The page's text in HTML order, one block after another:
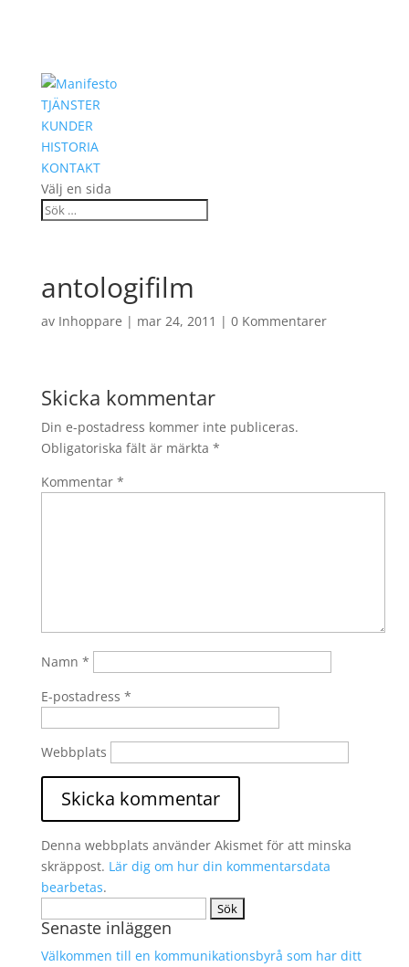
TJÄNSTER
KUNDER
HISTORIA
KONTAKT
Välj en sida
antologifilm
av Inhoppare | mar 24, 2011 | 0 Kommentarer
Skicka kommentar
Din e-postadress kommer inte publiceras.
Obligatoriska fält är märkta *
Kommentar *
Namn *
E-postadress *
Webbplats
Denna webbplats använder Akismet för att minska
skräppost. Lär dig om hur din kommentarsdata
bearbetas.
efter:
Senaste inläggen
Välkommen till en kommunikationsbyrå som har ditt